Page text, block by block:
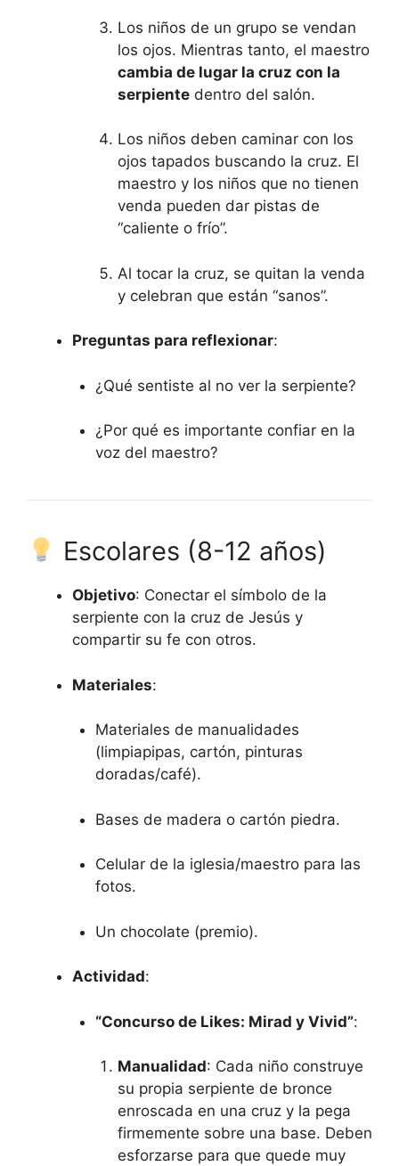
Los niños de un grupo se vendan
los ojos. Mientras tanto, el maestro
cambia de lugar la cruz con la
serpiente dentro del salón.
Los niños deben caminar con los
ojos tapados buscando la cruz. El
maestro y los niños que no tienen
venda pueden dar pistas de
“caliente o frío”.
Al tocar la cruz, se quitan la venda
y celebran que están “sanos”.
Preguntas para reflexionar:
¿Qué sentiste al no ver la serpiente?
¿Por qué es importante confiar en la
voz del maestro?
Escolares (8-12 años)
Objetivo: Conectar el símbolo de la
serpiente con la cruz de Jesús y
compartir su fe con otros.
Materiales:
Materiales de manualidades
(limpiapipas, cartón, pinturas
doradas/café).
Bases de madera o cartón piedra.
Celular de la iglesia/maestro para las
fotos.
Un chocolate (premio).
Actividad:
“Concurso de Likes: Mirad y Vivid”:
Manualidad: Cada niño construye
su propia serpiente de bronce
enroscada en una cruz y la pega
firmemente sobre una base. Deben
esforzarse para que quede muy